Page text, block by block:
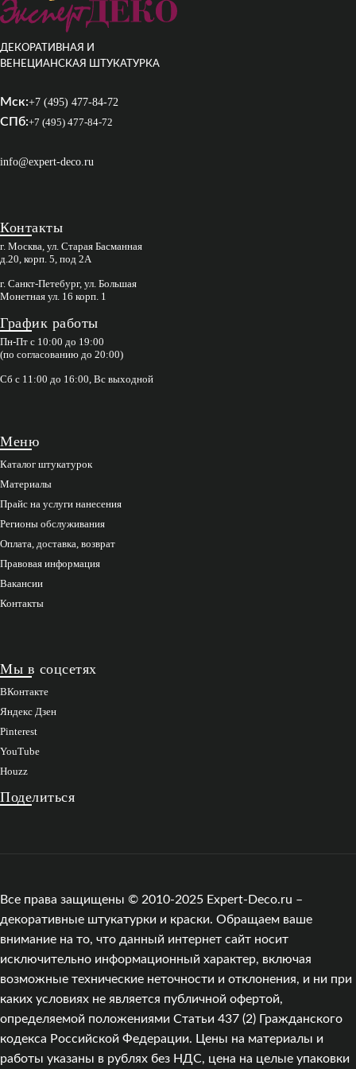
ДЕКОРАТИВНАЯ И
ВЕНЕЦИАНСКАЯ ШТУКАТУРКА
Мск:+7 (495) 477-84-72
СПб:+7 (495) 477-84-72
info@expert-deco.ru
Контакты
г. Москва, ул. Старая Басманная
д.20, корп. 5, под 2А
г. Санкт-Петебург, ул. Большая
Монетная ул. 16 корп. 1
График работы
Пн-Пт с 10:00 до 19:00
(по согласованию до 20:00)
Сб с 11:00 до 16:00, Вс выходной
Меню
Каталог штукатурок
Материалы
Прайс на услуги нанесения
Регионы обслуживания
Оплата, доставка, возврат
Правовая информация
Вакансии
Контакты
Мы в соцсетях
ВКонтакте
Яндекс Дзен
Pinterest
YouTube
Houzz
Поделиться
Все права защищены © 2010-2025 Expert-Deco.ru –
декоративные штукатурки и краски. Обращаем ваше
внимание на то, что данный интернет сайт носит
исключительно информационный характер, включая
возможные технические неточности и отклонения, и ни при
каких условиях не является публичной офертой,
определяемой положениями Статьи 437 (2) Гражданского
кодекса Российской Федерации. Цены на материалы и
работы указаны в рублях без НДС, цена на целые упаковки